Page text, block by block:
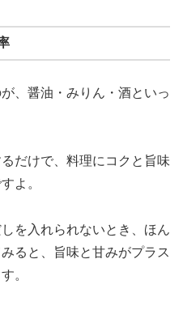
、醤油・みりん・酒といっ
だけで、料理にコクと旨味
よ。
を入れられないとき、ほん
ると、旨味と甘みがプラス
。